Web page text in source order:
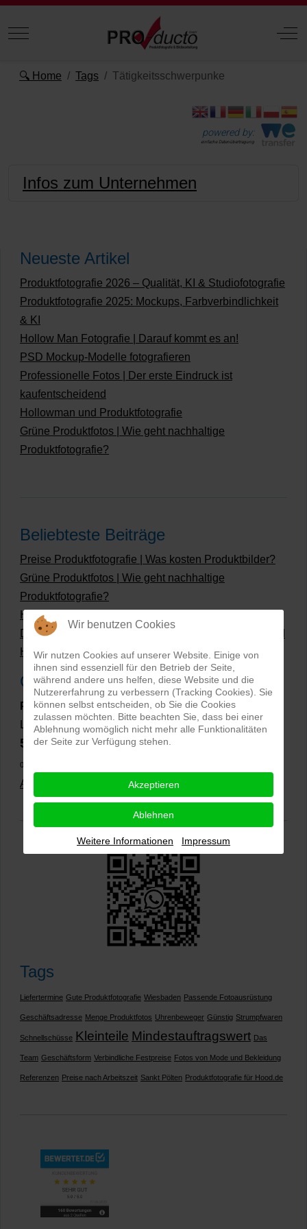
Mobile Menu Toggle Off-
🔍 Home Tags Tätigkeitsschwerpunke
powered by:
einfache Datenübertragung
Infos zum Unternehmen
Neueste Artikel
Produktfotografie 2026 – Qualität, KI & Studiofotografie
Produktfotografie 2025: Mockups, Farbverbindlichkeit
& KI
Hollow Man Fotografie | Darauf kommt es an!
PSD Mockup-Modelle fotografieren
Professionelle Fotos | Der erste Eindruck ist
kaufentscheidend
Hollowman und Produktfotografie
Grüne Produktfotos | Wie geht nachhaltige
Produktfotografie?
Beliebteste Beiträge
Preise Produktfotografie | Was kosten Produktbilder?
Grüne Produktfotos | Wie geht nachhaltige
Produktfotografie?
Hollow Man Fotografie | Darauf kommt es an!
Dateiformate und Bilder mit transparentem Hintergrund
Hollowman und Produktfotografie
Google Rezensionen
PRO-ducto GmbH, Fotografie und Bildbearbeitung in
Lichtenau
5,0⭐⭐⭐⭐⭐bei144 Google-Rezensionen
02.01.2026)
Alle Rezensionen ansehen|Bewertung abgeben
Tags
Liefertermine Gute Produktfotografie Wiesbaden Passende Fotoausrüstung
Geschäftsadresse Menge Produktfotos Uhrenbeweger Günstig Strumpfwaren
Schnellschüsse Kleinteile Mindestauftragswert Das
Team Geschäftsform Verbindliche Festpreise Fotos von Mode und Bekleidung
Referenzen Preise nach Arbeitszeit Sankt Pölten Produktfotografie für Hood.de
Wir benutzen Cookies
Wir nutzen Cookies auf unserer Website. Einige von
ihnen sind essenziell für den Betrieb der Seite,
während andere uns helfen, diese Website und die
Nutzererfahrung zu verbessern (Tracking Cookies). Sie
können selbst entscheiden, ob Sie die Cookies
zulassen möchten. Bitte beachten Sie, dass bei einer
Ablehnung womöglich nicht mehr alle Funktionalitäten
der Seite zur Verfügung stehen.
Akzeptieren
Ablehnen
Weitere Informationen Impressum